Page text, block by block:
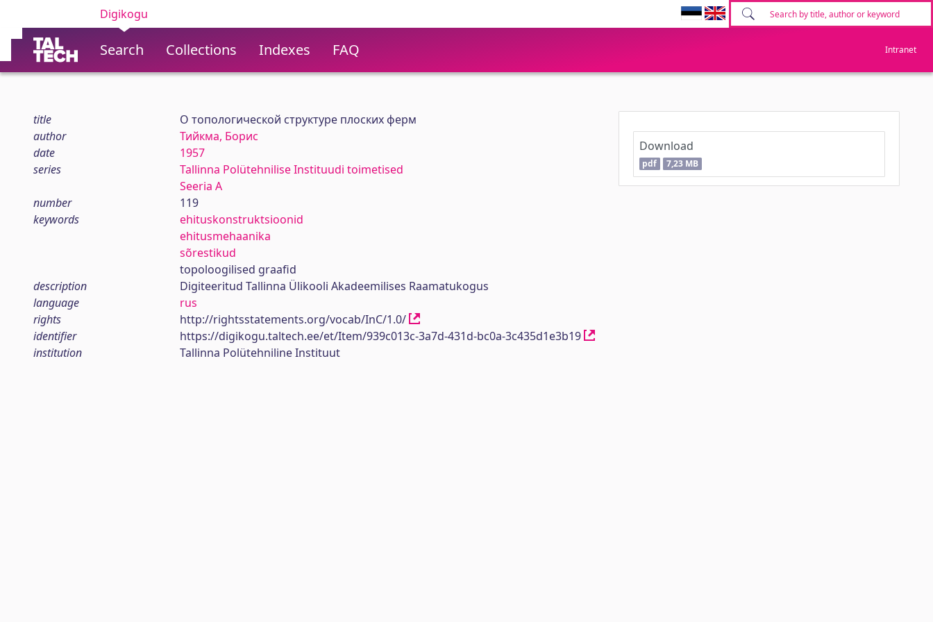
Digikogu
Search Collections Indexes FAQ Intranet
title
О топологической структуре плоских ферм
author
Тийкма, Борис
date
1957
series
Tallinna Polütehnilise Instituudi toimetised
Seeria A
number
119
keywords
ehituskonstruktsioonid
ehitusmehaanika
sõrestikud
topoloogilised graafid
description
Digiteeritud Tallinna Ülikooli Akadeemilises Raamatukogus
language
rus
rights
http://rightsstatements.org/vocab/InC/1.0/
identifier
https://digikogu.taltech.ee/et/Item/939c013c-3a7d-431d-bc0a-3c435d1e3b19
institution
Tallinna Polütehniline Instituut
Download
pdf 7,23 MB